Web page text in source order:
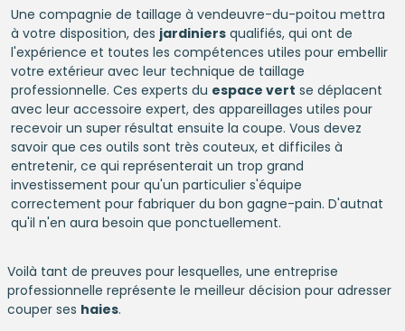
Une compagnie de taillage à vendeuvre-du-poitou mettra
à votre disposition, des jardiniersqualifiés, qui ont de
l'expérience et toutes les compétences utiles pour embellir
votre extérieur avec leur technique de taillage
professionnelle. Ces experts du espace vert se déplacent
avec leur accessoire expert, des appareillages utiles pour
recevoir un super résultat ensuite la coupe. Vous devez
savoir que ces outils sont très couteux, et difficiles à
entretenir, ce qui représenterait un trop grand
investissement pour qu'un particulier s'équipe
correctement pour fabriquer du bon gagne-pain. D'autnat
qu'il n'en aura besoin que ponctuellement.
Voilà tant de preuves pour lesquelles, une entreprise
professionnelle représente le meilleur décision pour adresser
couper ses haies.